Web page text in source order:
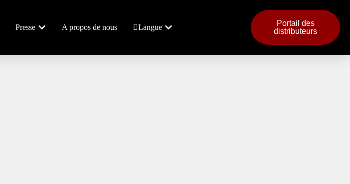
Presse A propos de nous Langue
Portail des
distributeurs